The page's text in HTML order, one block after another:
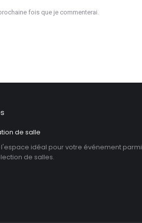
fois que je commenterai.
de salle
l'espace idéal pour votre événement parmi
de salles.